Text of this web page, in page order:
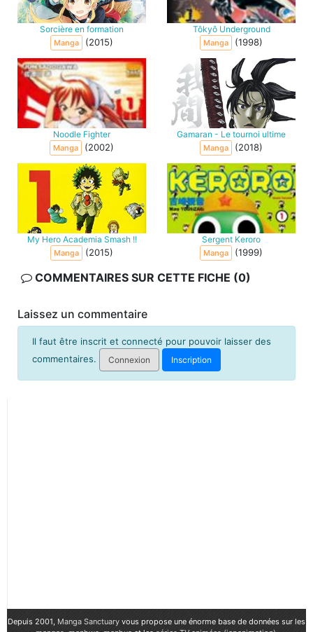
Sorcière en formation
Manga (2015)
Tôkyô Underground
Manga (1998)
Noodle Fighter
Manga (2002)
Gamaran - Le tournoi ultime
Manga (2018)
My Hero Academia Smash !!
Manga (2015)
Sergent Keroro
Manga (1999)
COMMENTAIRES SUR CETTE FICHE (0)
Laissez un commentaire
Il faut être inscrit et connecté pour pouvoir laisser des
commentaires.
Connexion Inscription
Depuis 2001, Manga Sanctuary vous propose une énorme base de données sur les